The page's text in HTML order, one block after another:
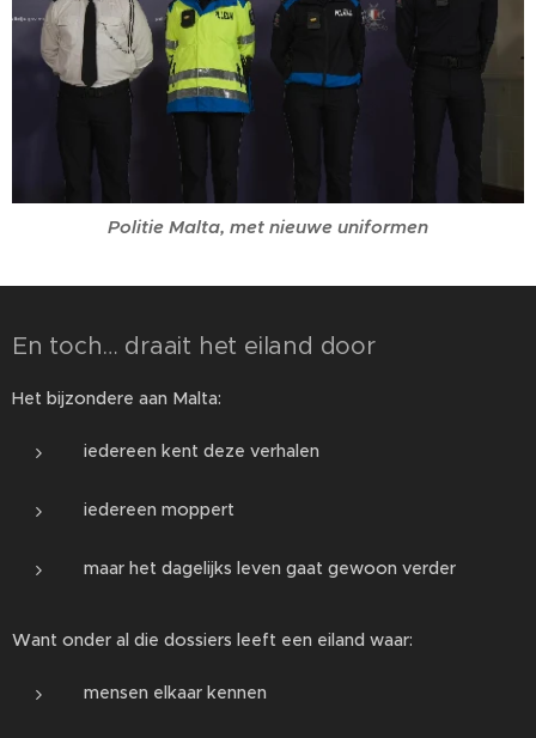
Politie Malta, met nieuwe uniformen
En toch… draait het eiland door
Het bijzondere aan Malta:
iedereen kent deze verhalen
iedereen moppert
maar het dagelijks leven gaat gewoon verder
Want onder al die dossiers leeft een eiland waar:
mensen elkaar kennen